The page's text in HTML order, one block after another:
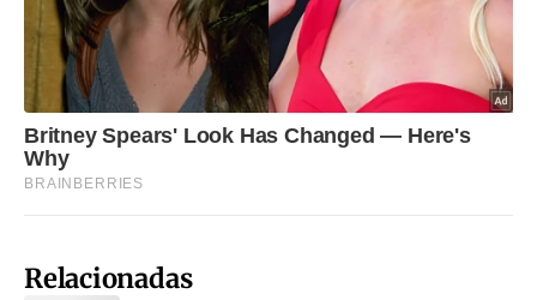
Relacionadas